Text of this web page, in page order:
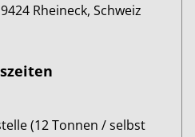
Rheineck, Schweiz
(12 Tonnen / selbst